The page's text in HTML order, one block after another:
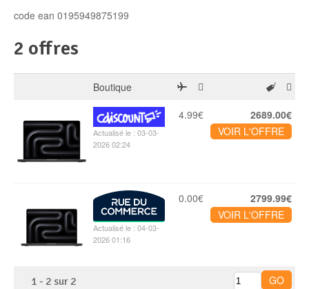
code ean 0195949875199
2 offres
Boutique
Actualisé le : 03-03-
2026 02:24
4.99€
2689.00€
VOIR L'OFFRE
Actualisé le : 04-03-
2026 01:16
0.00€
2799.99€
VOIR L'OFFRE
1 - 2 sur 2